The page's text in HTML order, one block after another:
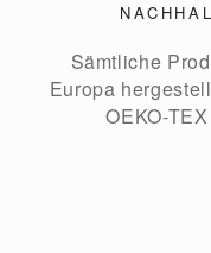
Sämtliche
Europa
OEKO-